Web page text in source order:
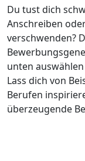
Du tust dich
Anschreiben
verschwenden?
unten
Lass dich von
Berufen
überzeugende